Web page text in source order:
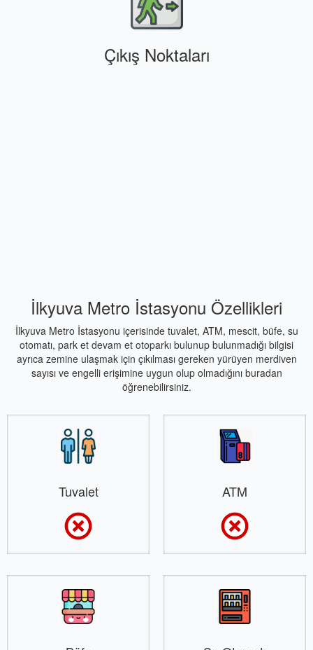
Çıkış Noktaları
İlkyuva Metro İstasyonu Özellikleri
İlkyuva Metro İstasyonu içerisinde tuvalet, ATM, mescit, büfe, su
otomatı, park et devam et otoparkı bulunup bulunmadığı bilgisi
ayrıca zemine ulaşmak için çıkılması gereken yürüyen merdiven
sayısı ve engelli erişimine uygun olup olmadığını buradan
öğrenebilirsiniz.
Tuvalet ATM